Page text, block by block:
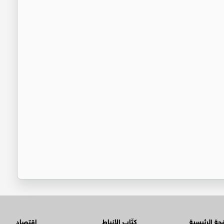
الرئيسية كتّاب الأنباط اقتصاد